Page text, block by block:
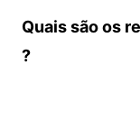
Quais são os
?